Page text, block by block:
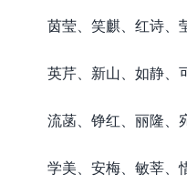
茵莹、笑麒、红诗、
英芹、新山、如静、
流菡、铮红、丽隆、
学美、安梅、敏莘、